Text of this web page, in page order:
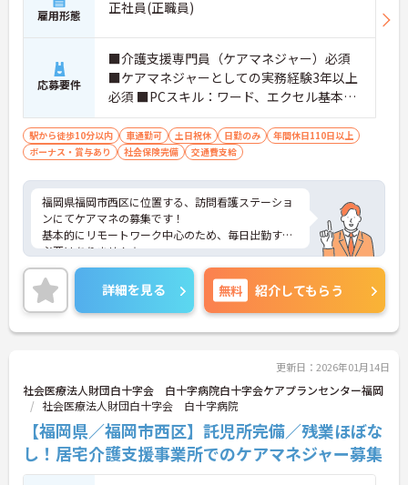
雇用形態 正社員(正職員)
応募要件
■介護支援専門員（ケアマネジャー）必須
■ケアマネジャーとしての実務経験3年以上
必須 ■PCスキル：ワード、エクセル基本操
作
駅から徒歩10分以内 車通勤可 土日祝休 日勤のみ
年間休日110日以上
ボーナス・賞与あり
社会保険完備 交通費支給
福岡県福岡市西区に位置する、訪問看護ステーショ
ンにてケアマネの募集です！
基本的にリモートワーク中心のため、毎日出勤する
必要はありません☆
また、出勤時も駅から徒歩1分の好立地なので通勤
らくらくです♪
さらに年間休日は125日あり、日々の残業もないの
で家庭との両立が叶います◎
ご興味のある方には、面接対策ポイントなど、さら
詳細を見る 無料 紹介してもらう
更新日：2026年01月14日
社会医療法人財団白十字会 白十字病院白十字会ケアプランセンター福岡
社会医療法人財団白十字会 白十字病院
【福岡県／福岡市西区】託児所完備／残業ほぼな
し！居宅介護支援事業所でのケアマネジャー募集